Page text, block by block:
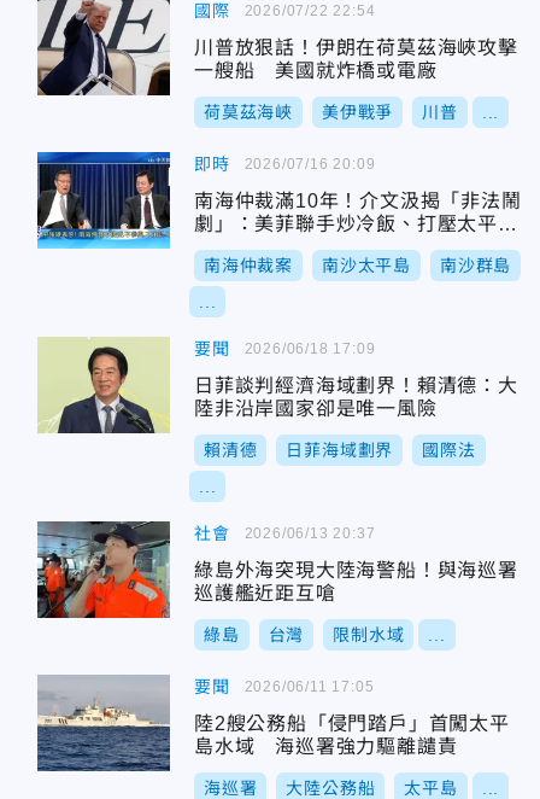
國際
川普放狠話！伊朗在荷莫茲海峽攻擊
一艘船 美國就炸橋或電廠
荷莫茲海峽 美伊戰爭 川普
2026/07/22 22:54
即時
南海仲裁滿10年！介文汲揭「非法鬧
劇」：美菲聯手炒冷飯、打壓太平島
內幕
南海仲裁案 南沙太平島 南沙群島
2026/07/16 20:09
要聞
日菲談判經濟海域劃界！賴清德：大
陸非沿岸國家卻是唯一風險
賴清德 日菲海域劃界 國際法
2026/06/18 17:09
社會
綠島外海突現大陸海警船！與海巡署
巡護艦近距互嗆
綠島 台灣 限制水域
2026/06/13 20:37
要聞
陸2艘公務船「侵門踏戶」首闖太平
島水域 海巡署強力驅離譴責
海巡署 大陸公務船 太平島
2026/06/11 17:05